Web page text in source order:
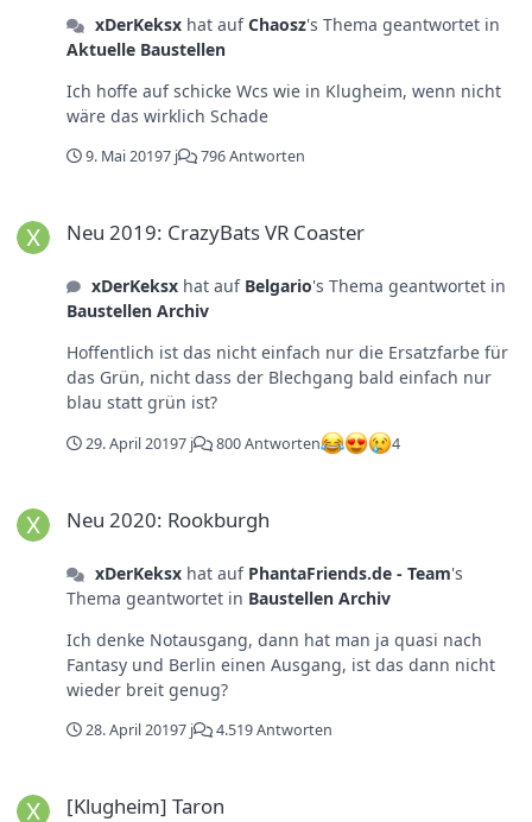
xDerKeksxhat aufChaosz's Thema geantwortet in
Aktuelle Baustellen
Ich hoffe auf schicke Wcs wie in Klugheim, wenn nicht
wäre das wirklich Schade
9. Mai 20197 j 796 Antworten
Neu 2019: CrazyBats VR Coaster
xDerKeksxhat auf Belgario's Thema geantwortet in
Baustellen Archiv
Hoffentlich ist das nicht einfach nur die Ersatzfarbe für
das Grün, nicht dass der Blechgang bald einfach nur
blau statt grün ist?
29. April 20197 j 800 Antworten 4
Neu 2020: Rookburgh
xDerKeksxhat auf PhantaFriends.de - Team's
Thema geantwortet in Baustellen Archiv
Ich denke Notausgang, dann hat man ja quasi nach
Fantasy und Berlin einen Ausgang, ist das dann nicht
wieder breit genug?
28. April 20197 j 4.519 Antworten
[Klugheim] Taron